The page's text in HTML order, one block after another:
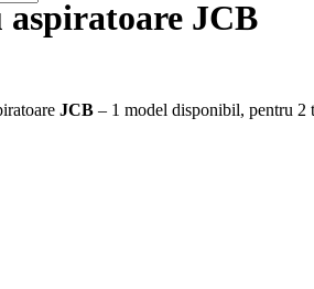
aspiratoare JCB
JCB – 1 model disponibil, pentru 2